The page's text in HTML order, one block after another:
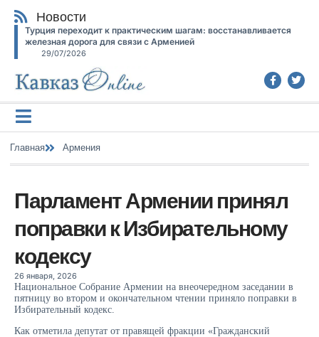
Новости
Турция переходит к практическим шагам: восстанавливается
железная дорога для связи с Арменией
29/07/2026
Главная Армения
Парламент Армении принял
поправки к Избирательному
кодексу
26 января, 2026
Национальное Собрание Армении на внеочередном заседании в
пятницу во втором и окончательном чтении приняло поправки в
Избирательный кодекс.
Как отметила депутат от правящей фракции «Гражданский